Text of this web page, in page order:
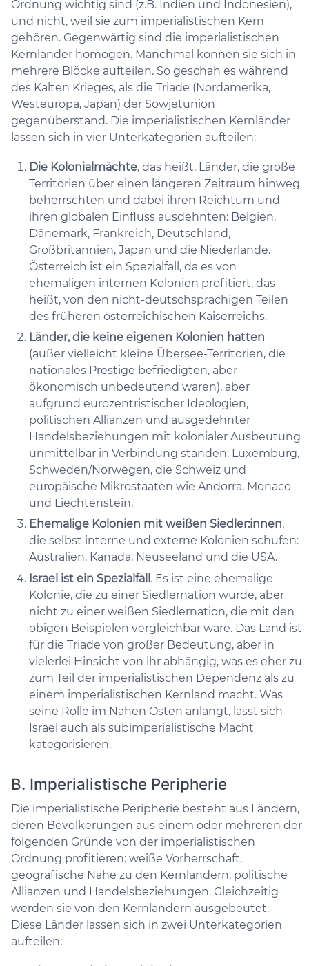
Ordnung wichtig sind (z.B. Indien und Indonesien),
und nicht, weil sie zum imperialistischen Kern
gehören. Gegenwärtig sind die imperialistischen
Kernländer homogen. Manchmal können sie sich in
mehrere Blöcke aufteilen. So geschah es während
des Kalten Krieges, als die Triade (Nordamerika,
Westeuropa, Japan) der Sowjetunion
gegenüberstand. Die imperialistischen Kernländer
lassen sich in vier Unterkategorien aufteilen:
Die Kolonialmächte, das heißt, Länder, die große
Territorien über einen längeren Zeitraum hinweg
beherrschten und dabei ihren Reichtum und
ihren globalen Einfluss ausdehnten: Belgien,
Dänemark, Frankreich, Deutschland,
Großbritannien, Japan und die Niederlande.
Österreich ist ein Spezialfall, da es von
ehemaligen internen Kolonien profitiert, das
heißt, von den nicht-deutschsprachigen Teilen
des früheren österreichischen Kaiserreichs.
Länder, die keine eigenen Kolonien hatten
(außer vielleicht kleine Übersee-Territorien, die
nationales Prestige befriedigten, aber
ökonomisch unbedeutend waren), aber
aufgrund eurozentristischer Ideologien,
politischen Allianzen und ausgedehnter
Handelsbeziehungen mit kolonialer Ausbeutung
unmittelbar in Verbindung standen: Luxemburg,
Schweden/Norwegen, die Schweiz und
europäische Mikrostaaten wie Andorra, Monaco
und Liechtenstein.
Ehemalige Kolonien mit weißen Siedler:innen,
die selbst interne und externe Kolonien schufen:
Australien, Kanada, Neuseeland und die USA.
Israel ist ein Spezialfall . Es ist eine ehemalige
Kolonie, die zu einer Siedlernation wurde, aber
nicht zu einer weißen Siedlernation, die mit den
obigen Beispielen vergleichbar wäre. Das Land ist
für die Triade von großer Bedeutung, aber in
vielerlei Hinsicht von ihr abhängig, was es eher zu
zum Teil der imperialistischen Dependenz als zu
einem imperialistischen Kernland macht. Was
seine Rolle im Nahen Osten anlangt, lässt sich
Israel auch als subimperialistische Macht
kategorisieren.
B. Imperialistische Peripherie
Die imperialistische Peripherie besteht aus Ländern,
deren Bevölkerungen aus einem oder mehreren der
folgenden Gründe von der imperialistischen
Ordnung profitieren: weiße Vorherrschaft,
geografische Nähe zu den Kernländern, politische
Allianzen und Handelsbeziehungen. Gleichzeitig
werden sie von den Kernländern ausgebeutet.
Diese Länder lassen sich in zwei Unterkategorien
aufteilen: